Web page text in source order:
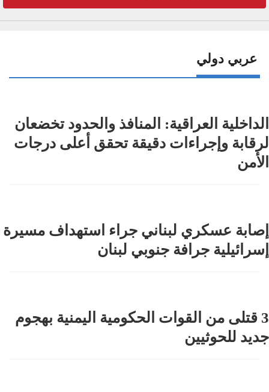
عربي دولي
الداخلية العراقية: المنافذ والحدود تخضعان
لرقابة وإجراءات دقيقة تحقق أعلى درجات
الأمن
إصابة عسكري لبناني جراء استهداف مسيرة
إسرائيلية جرافة جنوبي لبنان
3 قتلى من القوات الحكومية اليمنية بهجوم
جديد للحوثيين